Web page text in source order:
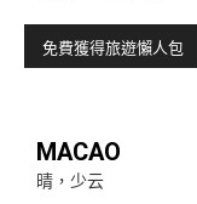
MACAO
晴，少云